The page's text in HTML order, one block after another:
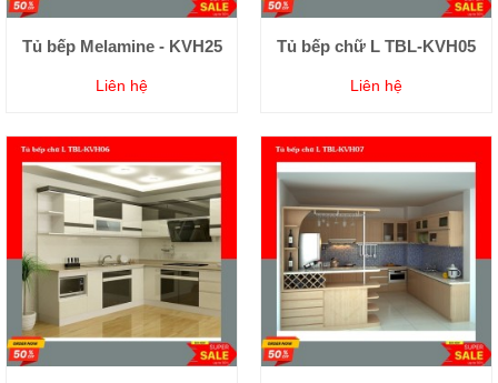
Tủ bếp Melamine - KVH25
Liên hệ
Tủ bếp chữ L TBL-KVH05
Liên hệ